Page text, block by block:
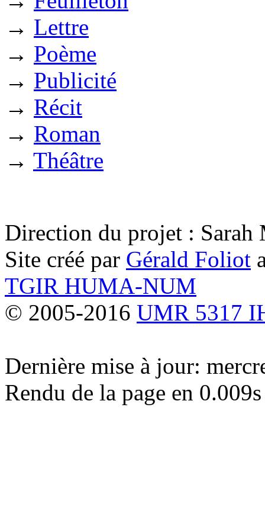
→ Lettre
→ Poème
→ Publicité
→ Récit
→ Roman
→ Théâtre
Direction du projet : Sarah
Site créé par Gérald Foliot
TGIR HUMA-NUM
© 2005-2016 UMR 5317
Dernière mise à jour:
Rendu de la page en 0.009s